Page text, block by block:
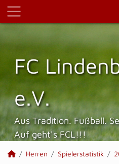
FC
e.V.
Aus Tradition. Fußball.
Auf geht's FCL!!!
Herren Spielerstatistik